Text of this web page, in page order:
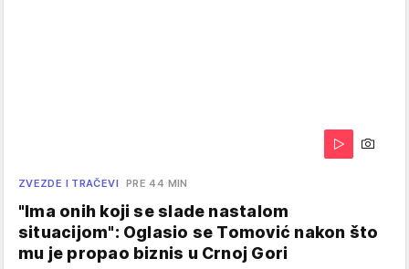
ZVEZDE I TRAČEVI PRE 44 MIN
"Ima onih koji se slade nastalom
situacijom": Oglasio se Tomović nakon što
mu je propao biznis u Crnoj Gori